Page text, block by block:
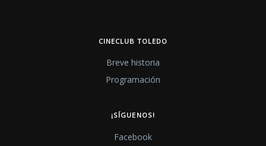
CINECLUB TOLEDO
Breve historia
Programación
¡SÍGUENOS!
Facebook